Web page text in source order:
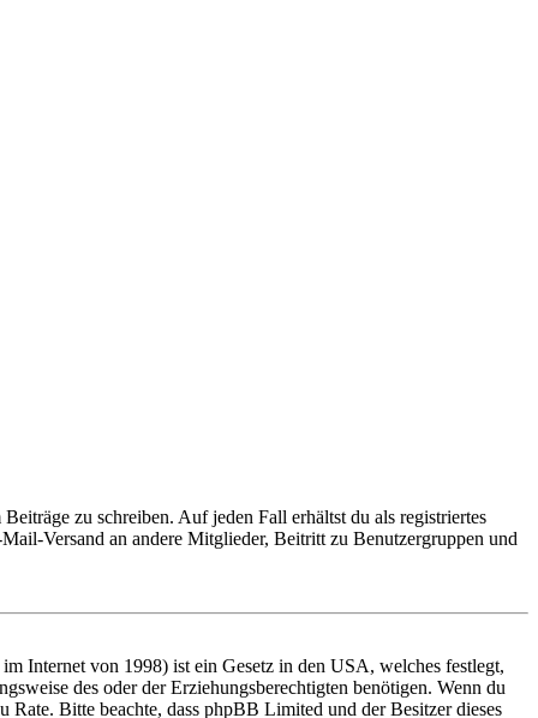
zu schreiben. Auf jeden Fall erhältst du als registriertes
Versand an andere Mitglieder, Beitritt zu Benutzergruppen und
Internet von 1998) ist ein Gesetz in den USA, welches festlegt,
des oder der Erziehungsberechtigten benötigen. Wenn du
Bitte beachte, dass phpBB Limited und der Besitzer dieses